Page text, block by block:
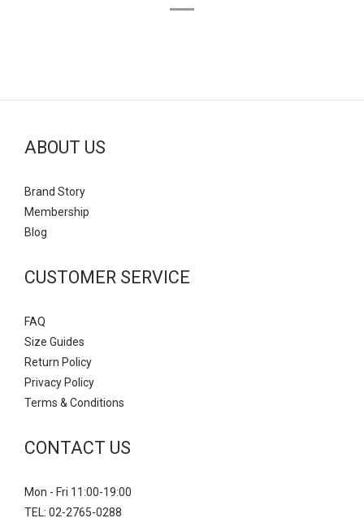
ABOUT US
Brand Story
Membership
Blog
CUSTOMER SERVICE
FAQ
Size Guides
Return Policy
Privacy Policy
Terms & Conditions
CONTACT US
Mon - Fri 11:00-19:00
TEL: 02-2765-0288